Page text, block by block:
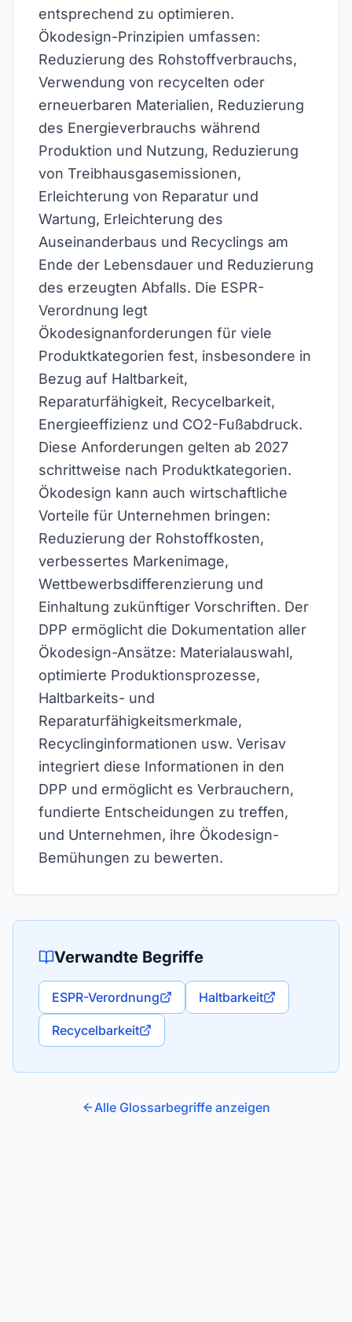
entsprechend zu optimieren.
Ökodesign-Prinzipien umfassen:
Reduzierung des Rohstoffverbrauchs,
Verwendung von recycelten oder
erneuerbaren Materialien, Reduzierung
des Energieverbrauchs während
Produktion und Nutzung, Reduzierung
von Treibhausgasemissionen,
Erleichterung von Reparatur und
Wartung, Erleichterung des
Auseinanderbaus und Recyclings am
Ende der Lebensdauer und Reduzierung
des erzeugten Abfalls. Die ESPR-
Verordnung legt
Ökodesignanforderungen für viele
Produktkategorien fest, insbesondere in
Bezug auf Haltbarkeit,
Reparaturfähigkeit, Recycelbarkeit,
Energieeffizienz und CO2-Fußabdruck.
Diese Anforderungen gelten ab 2027
schrittweise nach Produktkategorien.
Ökodesign kann auch wirtschaftliche
Vorteile für Unternehmen bringen:
Reduzierung der Rohstoffkosten,
verbessertes Markenimage,
Wettbewerbsdifferenzierung und
Einhaltung zukünftiger Vorschriften. Der
DPP ermöglicht die Dokumentation aller
Ökodesign-Ansätze: Materialauswahl,
optimierte Produktionsprozesse,
Haltbarkeits- und
Reparaturfähigkeitsmerkmale,
Recyclinginformationen usw. Verisav
integriert diese Informationen in den
DPP und ermöglicht es Verbrauchern,
fundierte Entscheidungen zu treffen,
und Unternehmen, ihre Ökodesign-
Bemühungen zu bewerten.
Verwandte Begriffe
ESPR-Verordnung Haltbarkeit
Recycelbarkeit
Alle Glossarbegriffe anzeigen